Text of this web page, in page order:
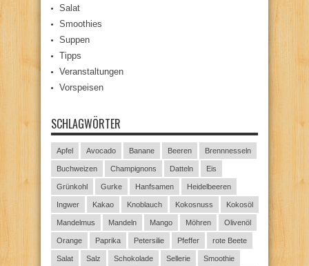
Salat
Smoothies
Suppen
Tipps
Veranstaltungen
Vorspeisen
SCHLAGWÖRTER
Apfel Avocado Banane Beeren Brennnesseln
Buchweizen Champignons Datteln Eis
Grünkohl Gurke Hanfsamen Heidelbeeren
Ingwer Kakao Knoblauch Kokosnuss Kokosöl
Mandelmus Mandeln Mango Möhren Olivenöl
Orange Paprika Petersilie Pfeffer rote Beete
Salat Salz Schokolade Sellerie Smoothie